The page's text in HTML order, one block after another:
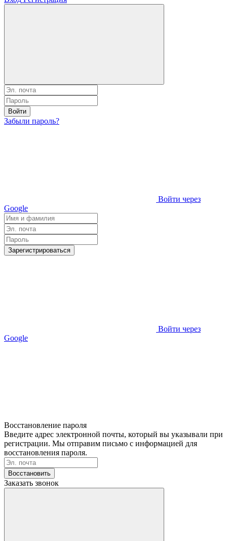
Войти
Забыли пароль?
Войти через
Google
Зарегистрироваться
Войти через
Google
Восстановление пароля
Введите адрес электронной почты, который вы указывали при
регистрации. Мы отправим письмо с информацией для
восстановления пароля.
Восстановить
Заказать звонок